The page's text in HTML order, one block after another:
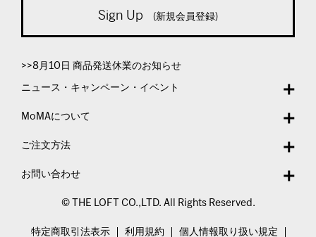
Sign Up (新規会員登録)
>>8月10日 商品発送休業のお知らせ
ニュース・キャンペーン・イベント
MoMAについて
ご注文方法
お問い合わせ
© THE LOFT CO.,LTD. All Rights Reserved.
特定商取引法表示 利用規約 個人情報取り扱い規定